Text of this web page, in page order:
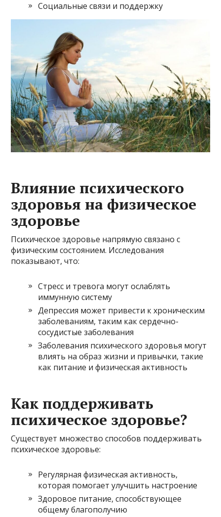
Социальные связи и поддержку
Влияние психического
здоровья на физическое
здоровье
Психическое здоровье напрямую связано с
физическим состоянием. Исследования
показывают, что:
Стресс и тревога могут ослаблять
иммунную систему
Депрессия может привести к хроническим
заболеваниям, таким как сердечно-
сосудистые заболевания
Заболевания психического здоровья могут
влиять на образ жизни и привычки, такие
как питание и физическая активность
Как поддерживать
психическое здоровье?
Существует множество способов поддерживать
психическое здоровье:
Регулярная физическая активность,
которая помогает улучшить настроение
Здоровое питание, способствующее
общему благополучию